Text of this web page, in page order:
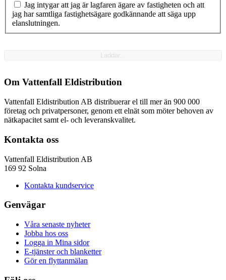
Jag intygar att jag är lagfaren ägare av fastigheten och att
jag har samtliga fastighetsägare godkännande att säga upp
elanslutningen.
Laddar...
Om Vattenfall Eldistribution
Vattenfall Eldistribution AB distribuerar el till mer än 900 000
företag och privatpersoner, genom ett elnät som möter behoven av
nätkapacitet samt el- och leveranskvalitet.
Kontakta oss
Vattenfall Eldistribution AB
169 92 Solna
Kontakta kundservice
Genvägar
Våra senaste nyheter
Jobba hos oss
Logga in Mina sidor
E-tjänster och blanketter
Gör en flyttanmälan